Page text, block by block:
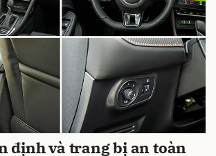
định và trang bị an toàn